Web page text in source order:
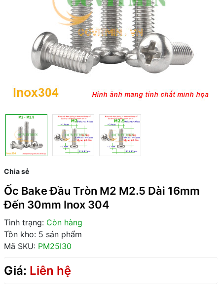
Chia sẻ
Ốc Bake Đầu Tròn M2 M2.5 Dài 16mm
Đến 30mm Inox 304
Tình trạng: Còn hàng
Tồn kho: 5 sản phẩm
Mã SKU: PM25I30
Giá: Liên hệ